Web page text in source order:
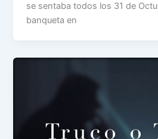
se sentaba todos los 31 de
banqueta en